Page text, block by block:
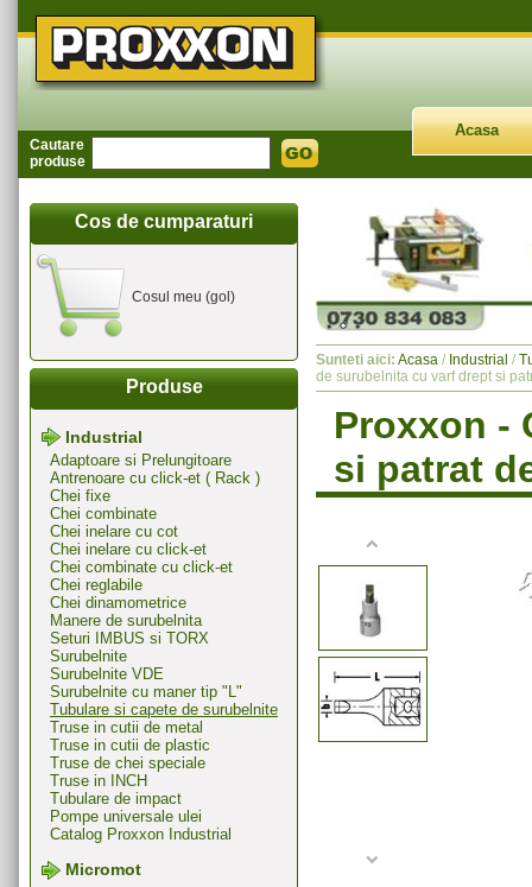
Cautare
produse
Acasa
Cos de cumparaturi
Cosul meu (gol)
Produse
Industrial
Adaptoare si Prelungitoare
Antrenoare cu click-et ( Rack )
Chei fixe
Chei combinate
Chei inelare cu cot
Chei inelare cu click-et
Chei combinate cu click-et
Chei reglabile
Chei dinamometrice
Manere de surubelnita
Seturi IMBUS si TORX
Surubelnite
Surubelnite VDE
Surubelnite cu maner tip "L"
Tubulare si capete de surubelnite
Truse in cutii de metal
Truse in cutii de plastic
Truse de chei speciale
Truse in INCH
Tubulare de impact
Pompe universale ulei
Catalog Proxxon Industrial
Micromot
Sunteti aici: Acasa / Industrial /
de surubelnita cu varf drept si
Proxxon -
si patrat